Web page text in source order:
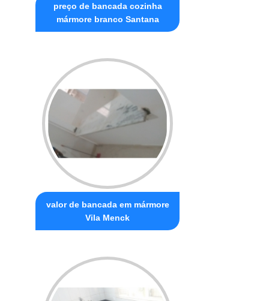
preço de bancada cozinha
mármore branco Santana
valor de bancada em mármore
Vila Menck